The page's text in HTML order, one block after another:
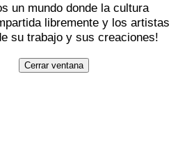
un mundo donde la cultura
libremente y los artistas
su trabajo y sus creaciones!